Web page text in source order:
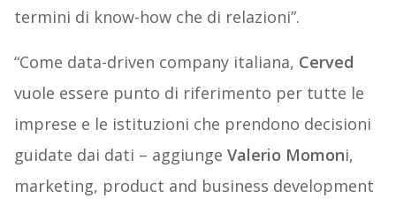
termini di know-how che di relazioni”.
“Come data-driven company italiana, Cerved
vuole essere punto di riferimento per tutte le
imprese e le istituzioni che prendono decisioni
guidate dai dati – aggiunge Valerio Momoni,
marketing, product and business development